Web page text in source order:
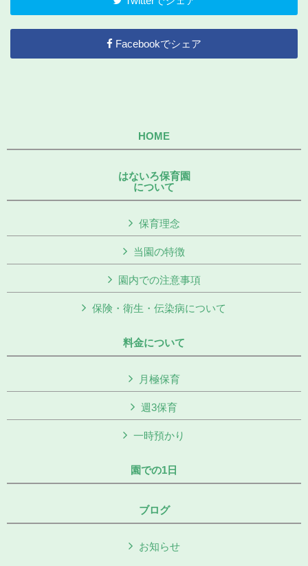
Facebookでシェア
HOME
はないろ保育園
について
保育理念
当園の特徴
園内での注意事項
保険・衛生・伝染病について
料金について
月極保育
週3保育
一時預かり
園での1日
ブログ
お知らせ